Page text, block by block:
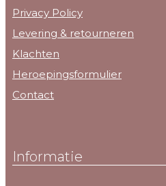
Privacy Policy
Levering & retourneren
Klachten
Heroepingsformulier
Contact
Informatie